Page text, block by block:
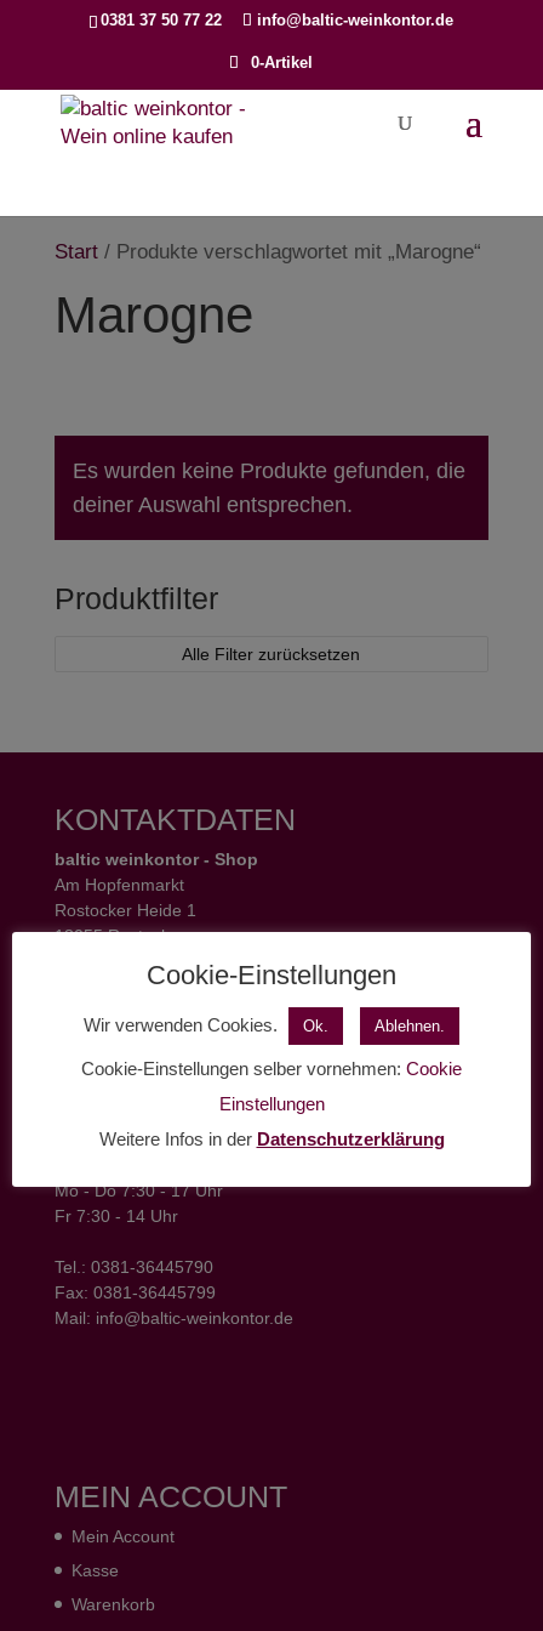
0381 37 50 77 22 info@baltic-weinkontor.de
0-Artikel
search
Start/ Produkte verschlagwortet mit „Marogne“
Marogne
Es wurden keine Produkte gefunden, die
deiner Auswahl entsprechen.
Produktfilter
Alle Filter zurücksetzen
KONTAKTDATEN
baltic weinkontor - Shop
Am Hopfenmarkt
Rostocker Heide 1
18055 Rostock
Tel.: 0381 37 50 77 22
Öffnungszeiten:
Sa 11 - 17 Uhr
18182 Bentwisch
Mo - Do 7:30 - 17 Uhr
Fr 7:30 - 14 Uhr
Tel.: 0381-36445790
Fax: 0381-36445799
Mail: info@baltic-weinkontor.de
MEIN ACCOUNT
Mein Account
Kasse
Warenkorb
Cookie-Einstellungen
Wir verwenden Cookies. Ok. Ablehnen.
Cookie-Einstellungen selber vornehmen: Cookie
Einstellungen
Weitere Infos in der Datenschutzerklärung